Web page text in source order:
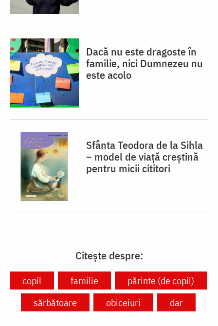
Dacă nu este dragoste în
familie, nici Dumnezeu nu
este acolo
Sfânta Teodora de la Sihla
– model de viaţă creştină
pentru micii cititori
Citește despre:
copil familie
părinte (de copil)
sărbătoare
obiceiuri dar